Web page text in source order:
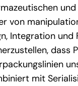
von
Integration
dass
mit